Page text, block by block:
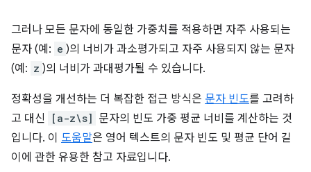
그러나 모든 문자에 동일한 가중치를 적용하면 자주 사용되는
문자 (예: e )의 너비가 과소평가되고 자주 사용되지 않는 문자
(예: z )의 너비가 과대평가될 수 있습니다.
정확성을 개선하는 더 복잡한 접근 방식은 문자 빈도를 고려하
고 대신
[a-z\s] 문자의 빈도 가중 평균 너비를 계산하는 것
입니다. 이 도움말은 영어 텍스트의 문자 빈도 및 평균 단어 길
이에 관한 유용한 참고 자료입니다.